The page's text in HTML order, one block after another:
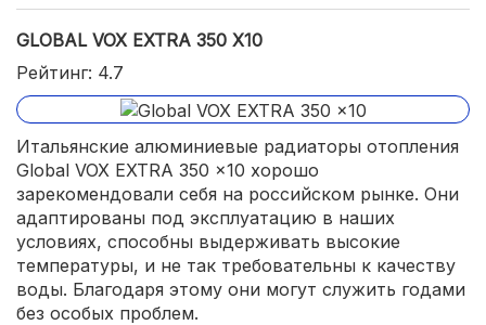
GLOBAL VOX EXTRA 350 X10
Рейтинг: 4.7
Итальянские алюминиевые радиаторы отопления
Global VOX EXTRA 350 x10 хорошо
зарекомендовали себя на российском рынке. Они
адаптированы под эксплуатацию в наших
условиях, способны выдерживать высокие
температуры, и не так требовательны к качеству
воды. Благодаря этому они могут служить годами
без особых проблем.